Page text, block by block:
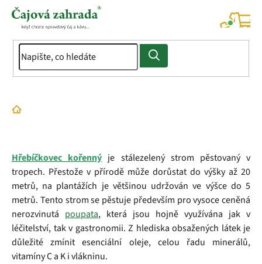
Přejít
Domů
Hřebíčkovec kořenný je stálezelený strom pěstovaný v
tropech. Přestože v přírodě může dorůstat do výšky až 20
metrů, na plantážích je většinou udržován ve výšce do 5
metrů. Tento strom se pěstuje především pro vysoce ceněná
nerozvinutá poupata, která jsou hojně využívána jak v
léčitelství, tak v gastronomii. Z hlediska obsažených látek je
důležité zmínit esenciální oleje, celou řadu minerálů,
vitamíny C a K i vlákninu.